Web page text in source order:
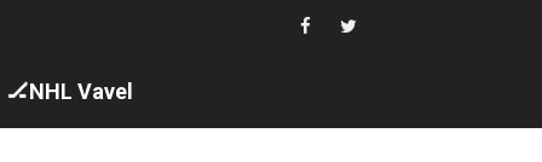
en plataforma. 5 orazos para Chiara Pellacani,
🏒NHL Vavel